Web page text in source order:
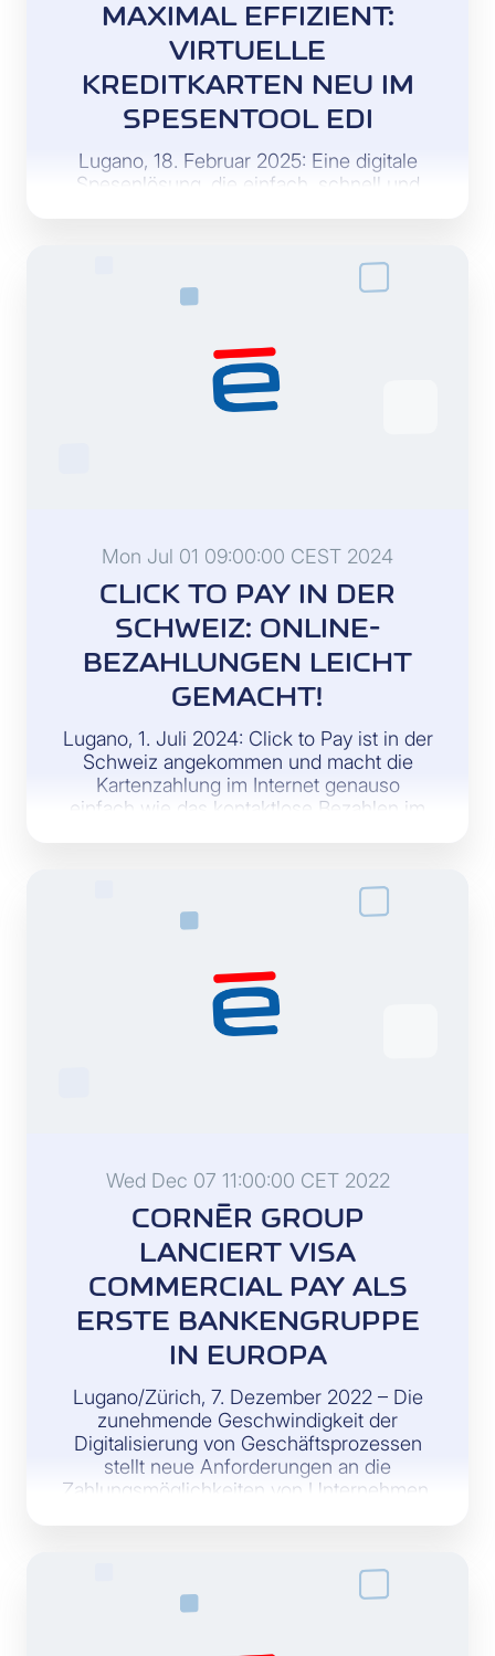
MAXIMAL EFFIZIENT:
VIRTUELLE
KREDITKARTEN NEU IM
SPESENTOOL EDI
Lugano, 18. Februar 2025: Eine digitale
Spesenlösung, die einfach, schnell und
Mon Jul 01 09:00:00 CEST 2024
CLICK TO PAY IN DER
SCHWEIZ: ONLINE-
BEZAHLUNGEN LEICHT
GEMACHT!
Lugano, 1. Juli 2024: Click to Pay ist in der
Schweiz angekommen und macht die
Kartenzahlung im Internet genauso
einfach wie das kontaktlose Bezahlen im
Wed Dec 07 11:00:00 CET 2022
CORNÈR GROUP
LANCIERT VISA
COMMERCIAL PAY ALS
ERSTE BANKENGRUPPE
IN EUROPA
Lugano/Zürich, 7. Dezember 2022 – Die
zunehmende Geschwindigkeit der
Digitalisierung von Geschäftsprozessen
stellt neue Anforderungen an die
Zahlungsmöglichkeiten von Unternehmen.
Schweiz angeboten: Visa Commercial Pay